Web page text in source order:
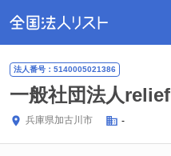
法人番号：5140005021386
一般社団法人relief
兵庫県加古川市 -